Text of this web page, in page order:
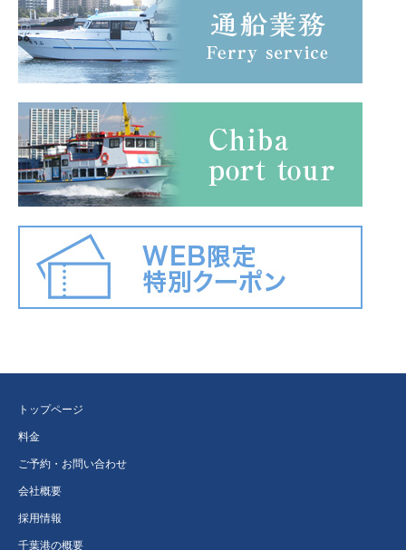
トップページ
料金
ご予約・お問い合わせ
会社概要
採用情報
千葉港の概要